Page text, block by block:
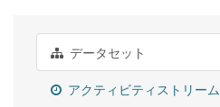
データセット
アクティビティストリーム